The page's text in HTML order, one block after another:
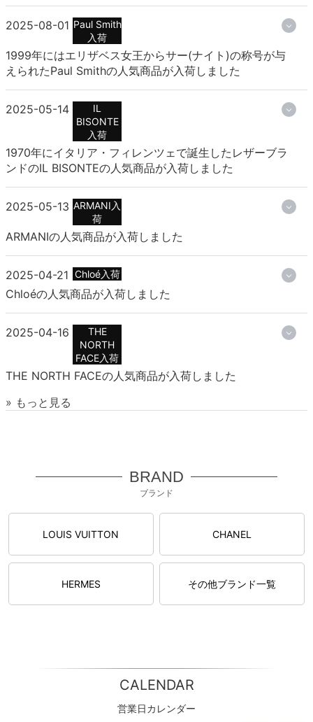
2025-08-01 Paul Smith
入荷
1999年にはエリザベス女王からサー(ナイト)の称号が与
えられたPaul Smithの人気商品が入荷しました
2025-05-14
IL
BISONTE
入荷
1970年にイタリア・フィレンツェで誕生したレザーブラ
ンドのIL BISONTEの人気商品が入荷しました
2025-05-13 ARMANI入
荷
ARMANIの人気商品が入荷しました
2025-04-21 Chloé入荷
Chloéの人気商品が入荷しました
2025-04-16
THE
NORTH
FACE入荷
THE NORTH FACEの人気商品が入荷しました
» もっと見る
BRAND
ブランド
LOUIS VUITTON CHANEL
HERMES その他ブランド一覧
CALENDAR
営業日カレンダー